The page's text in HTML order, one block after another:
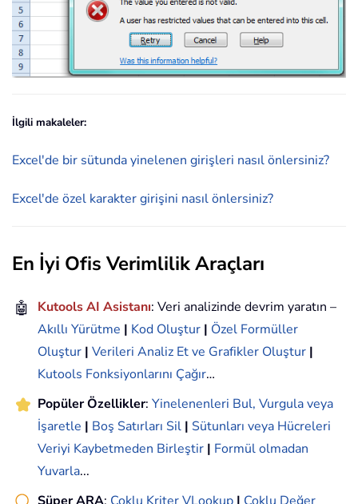
İlgili makaleler:
Excel'de bir sütunda yinelenen girişleri nasıl önlersiniz?
Excel'de özel karakter girişini nasıl önlersiniz?
En İyi Ofis Verimlilik Araçları
🤖 Kutools AI Asistanı: Veri analizinde devrim yaratın –
Akıllı Yürütme | Kod Oluştur | Özel Formüller
Oluştur | Verileri Analiz Et ve Grafikler Oluştur |
Kutools Fonksiyonlarını Çağır…
Popüler Özellikler: Yinelenenleri Bul, Vurgula veya
İşaretle | Boş Satırları Sil | Sütunları veya Hücreleri
Veriyi Kaybetmeden Birleştir | Formül olmadan
Yuvarla...